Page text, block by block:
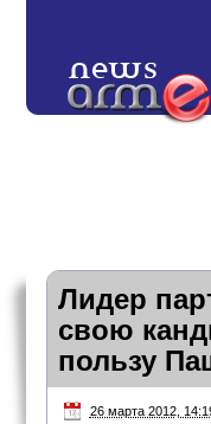
Лидер
свою
пользу
26 марта 2012,